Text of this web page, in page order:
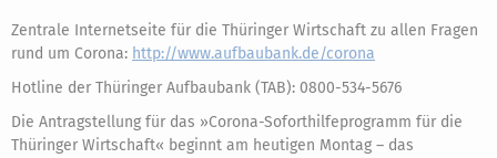
Zentrale Internetseite für die Thüringer Wirtschaft zu allen Fragen
rund um Corona: http://www.aufbaubank.de/corona
Hotline der Thüringer Aufbaubank (TAB): 0800-534-5676
Die Antragstellung für das »Corona-Soforthilfeprogramm für die
Thüringer Wirtschaft« beginnt am heutigen Montag – das